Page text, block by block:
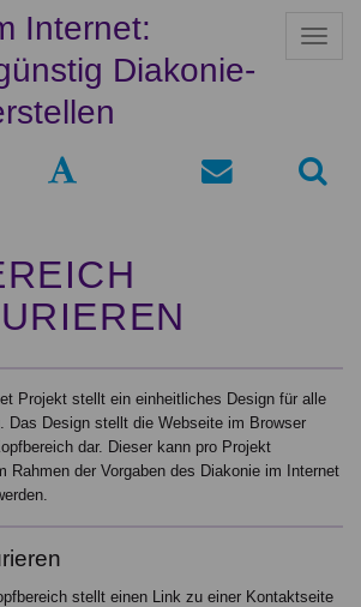
N
t
i
Internet:
Diakonie-
Projekt stellt ein einheitliches Design für alle
Das Design stellt die Webseite im Browser
dar. Dieser kann pro Projekt
Rahmen der Vorgaben des Diakonie im Internet
stellt einen Link zu einer Kontaktseite